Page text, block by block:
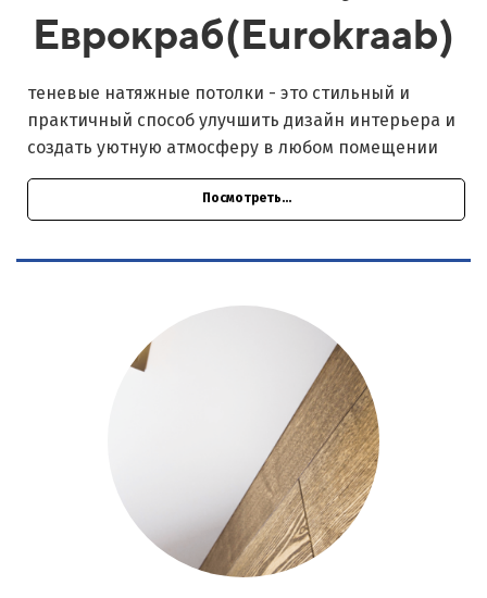
Еврокраб(Eurokraab)
теневые натяжные потолки - это стильный и
практичный способ улучшить дизайн интерьера и
создать уютную атмосферу в любом помещении
Посмотреть...